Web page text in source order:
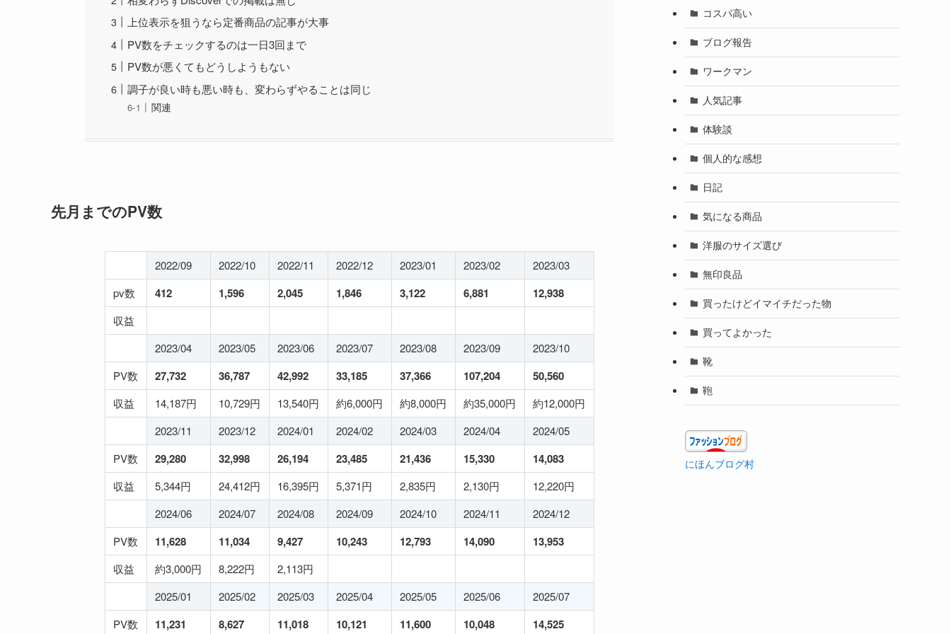
上位表示を狙うなら定番商品の記事が大事
PV数をチェックするのは一日3回まで
PV数が悪くてもどうしようもない
調子が良い時も悪い時も、変わらずやることは同じ
関連
先月までのPV数
2022/09 2022/10 2022/11 2022/12 2023/01 2023/02
2023/03
pv数
412 1,596 2,045 1,846 3,122 6,881 12,938
収益
2023/04
2023/05 2023/06 2023/07 2023/08 2023/09
2023/10
PV数
27,732 36,787 42,992 33,185 37,366 107,204 50,560
収益 14,187円 10,729円 13,540円 約6,000円 約8,000円 約35,000円
約12,000円
2023/11
2023/12 2024/01 2024/02 2024/03 2024/04
2024/05
PV数
29,280 32,998 26,194 23,485 21,436 15,330 14,083
収益 5,344円 24,412円 16,395円 5,371円 2,835円 2,130円
12,220円
2024/06
2024/07 2024/08 2024/09 2024/10 2024/11
2024/12
PV数
11,628 11,034 9,427 10,243 12,793 14,090 13,953
収益 約3,000円 8,222円
2,113円
2025/01
2025/02 2025/03 2025/04 2025/05 2025/06
2025/07
PV数
11,231 8,627 11,018 10,121 11,600 10,048 14,525
コスパ高い
ブログ報告
ワークマン
人気記事
体験談
個人的な感想
日記
気になる商品
洋服のサイズ選び
無印良品
買ったけどイマイチだった物
買ってよかった
靴
鞄
にほんブログ村